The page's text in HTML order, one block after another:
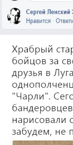
2.jpg